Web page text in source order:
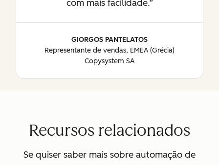
com mais facilidade.
GIORGOS PANTELATOS
Representante de vendas, EMEA (Grécia)
Copysystem SA
Recursos relacionados
Se quiser saber mais sobre automação de